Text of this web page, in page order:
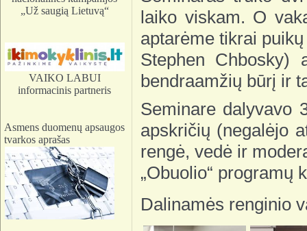
„Už saugią Lietuvą“
VAIKO LABUI
informacinis partneris
Asmens duomenų apsaugos
tvarkos aprašas
laiko viskam. O
aptarėme tikrai
Stephen Chbosky)
bendraamžių būrį ir
Seminare dalyvavo
apskričių (negalėjo
rengė, vedė ir
„Obuolio“ programų
Dalinamės renginio